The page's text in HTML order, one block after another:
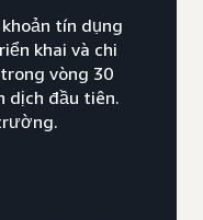
tín dụng
khai và chi
vòng 30
dịch đầu tiên.